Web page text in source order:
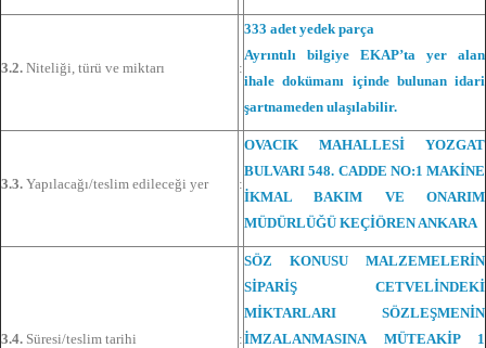
3.2. Niteliği, türü ve miktarı :
333 adet yedek parça
Ayrıntılı bilgiye EKAP’ta yer alan
ihale dokümanı içinde bulunan idari
şartnameden ulaşılabilir.
3.3. Yapılacağı/teslim edileceği yer :
OVACIK MAHALLESİ YOZGAT
BULVARI 548. CADDE NO:1 MAKİNE
İKMAL BAKIM VE ONARIM
MÜDÜRLÜĞÜ KEÇİÖREN ANKARA
3.4. Süresi/teslim tarihi :
SÖZ KONUSU MALZEMELERİN
SİPARİŞ CETVELİNDEKİ
MİKTARLARI SÖZLEŞMENİN
İMZALANMASINA MÜTEAKİP 1